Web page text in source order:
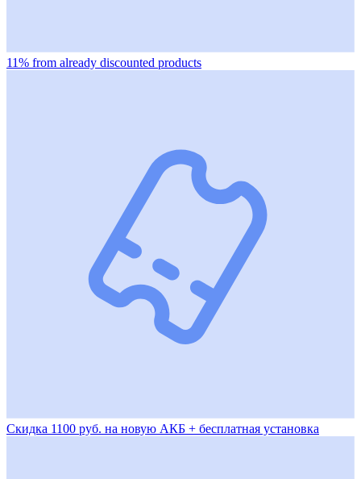
11% from already discounted products
Скидка 1100 руб. на новую АКБ + бесплатная установка